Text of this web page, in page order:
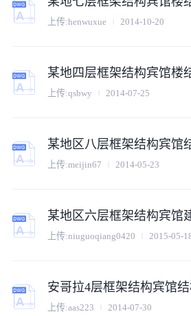
上传:henwuxue 2014-10-20
某地四层框架结构宾馆楼
上传:qsbwy 2014-07-25
某地区八层框架结构宾馆
上传:meijin67 2014-05-23
某地区六层框架结构宾馆
上传:niuguoqiang0420 2015-05-
安哥拉4层框架结构宾馆
上传:aas223 2014-07-30